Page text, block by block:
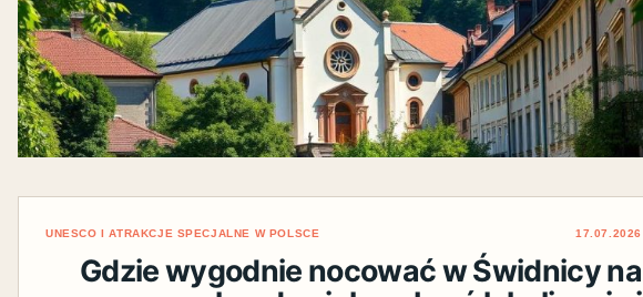
UNESCO I ATRAKCJE SPECJALNE W POLSCE 17.07.2026
Gdzie wygodnie nocować w Świdnicy na